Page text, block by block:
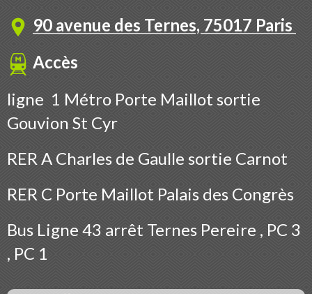
90 avenue des Ternes, 75017 Paris
Accès
ligne 1 Métro Porte Maillot sortie
Gouvion St Cyr
RER A Charles de Gaulle sortie Carnot
RER C Porte Maillot Palais des Congrès
Bus Ligne 43 arrêt Ternes Pereire , PC 3
, PC 1